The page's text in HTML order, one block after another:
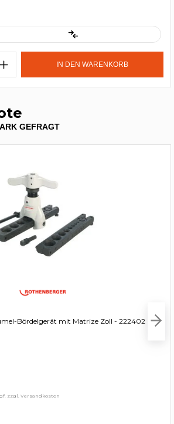
IN DEN WARENKORB
GEFRAGT
Bördelgerät mit Matrize Zoll - 222402
zzgl. Versandkosten